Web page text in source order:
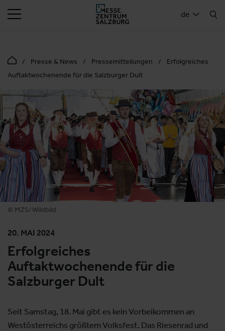
de
Presse & News Pressemitteilungen
Erfolgreiches
Auftaktwochenende für die Salzburger Dult
© MZS/Wildbild
20. MAI 2024
Erfolgreiches
Auftaktwochenende für die
Salzburger Dult
Seit Samstag, 18. Mai gibt es kein Vorbeikommen an
Westösterreichs größtem Volksfest. Das Riesenrad und